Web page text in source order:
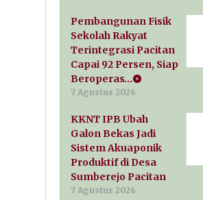
Pembangunan Fisik
Sekolah Rakyat
Terintegrasi Pacitan
Capai 92 Persen, Siap
Beroperas…
7 Agustus 2026
KKNT IPB Ubah
Galon Bekas Jadi
Sistem Akuaponik
Produktif di Desa
Sumberejo Pacitan
7 Agustus 2026